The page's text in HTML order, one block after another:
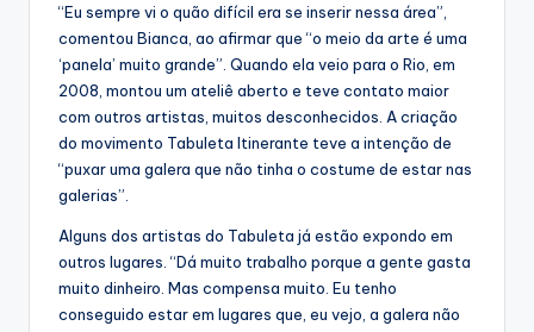
“Eu sempre vi o quão difícil era se inserir nessa área”,
comentou Bianca, ao afirmar que “o meio da arte é uma
‘panela’ muito grande”. Quando ela veio para o Rio, em
2008, montou um ateliê aberto e teve contato maior
com outros artistas, muitos desconhecidos. A criação
do movimento Tabuleta Itinerante teve a intenção de
“puxar uma galera que não tinha o costume de estar nas
galerias”.
Alguns dos artistas do Tabuleta já estão expondo em
outros lugares. “Dá muito trabalho porque a gente gasta
muito dinheiro. Mas compensa muito. Eu tenho
conseguido estar em lugares que, eu vejo, a galera não